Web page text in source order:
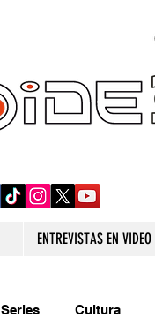
ENTREVISTAS EN VIDEO
Series Cultura